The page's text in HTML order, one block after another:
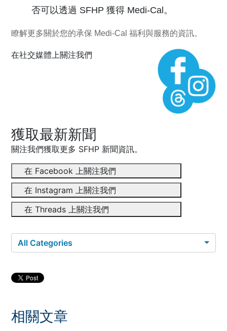
否可以透過 SFHP 獲得 Medi-Cal 。
瞭解更多關於您的承保 Medi-Cal 福利與服務的資訊。
在社交媒體上關注我們
獲取最新新聞
關注我們獲取更多 SFHP 新聞資訊。
在 Facebook 上關注我們
在 Instagram 上關注我們
在 Threads 上關注我們
All Categories
相關文章